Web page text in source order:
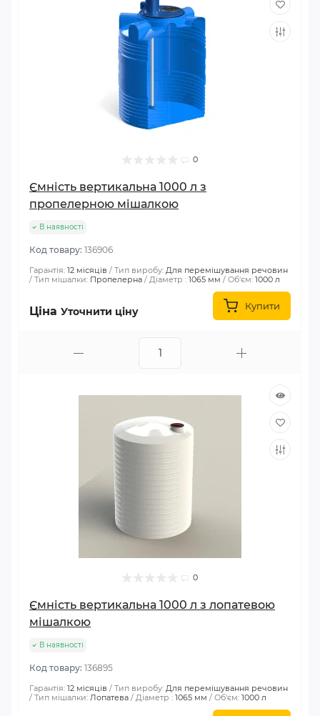
0
Ємність вертикальна 1000 л з
пропелерною мішалкою
В наявності
Код товару: 136906
Гарантія: 12 місяців Тип виробу: Для перемішування речовин
Тип мішалки: Пропелерна Діаметр : 1065 мм Об'єм: 1000 л
Ціна Уточнити ціну Купити
0
Ємність вертикальна 1000 л з лопатевою
мішалкою
В наявності
Код товару: 136895
Гарантія: 12 місяців Тип виробу: Для перемішування речовин
Тип мішалки: Лопатева Діаметр : 1065 мм Об'єм: 1000 л